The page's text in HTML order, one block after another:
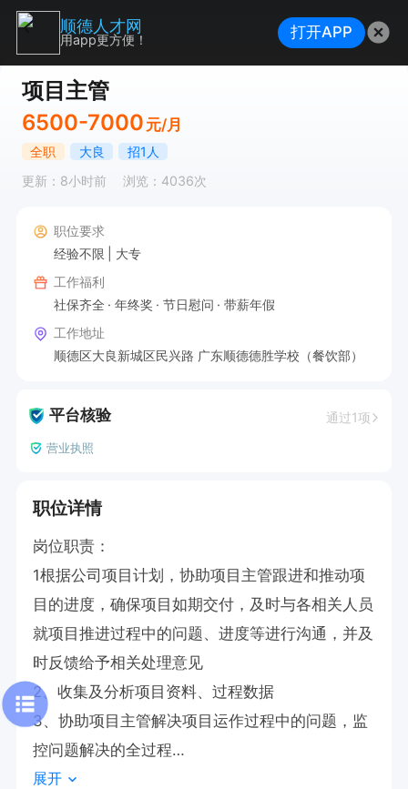
项目主管
6500-7000 元/月
全职 大良
招1人
更新：8小时前
浏览：4036次
职位要求
经验不限
大专
工作福利
社保齐全
年终奖 节日慰问
带薪年假
工作地址
顺德区大良新城区民兴路 广东顺德德胜学校（餐饮部）
平台核验 通过1项
营业执照
职位详情
岗位职责：
1根据公司项目计划，协助项目主管跟进和推动项
目的进度，确保项目如期交付，及时与各相关人员
就项目推进过程中的问题、进度等进行沟通，并及
时反馈给予相关处理意见
2、收集及分析项目资料、过程数据
3、协助项目主管解决项目运作过程中的问题，监
控问题解决的全过程
4、协助管理开发的费用，分析费用的合规性
展开
顺德人才网
用app更方便！ 打开APP